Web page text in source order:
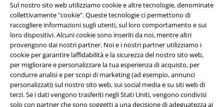
Sul nostro sito web utilizziamo cookie e altre tecnologie, denominate
collettivamente "cookie". Queste tecnologie ci permettono di
raccogliere informazioni sugli utenti, sul loro comportamento e sui
loro dispositivi. Alcuni cookie sono inseriti da noi, mentre altri
provengono dai nostri partner. Noi e i nostri partner utilizziamo i
cookie per garantire laffidabilità e la sicurezza del nostro sito web,
per migliorare e personalizzare la tua esperienza di acquisto, per
condurre analisi e per scopi di marketing (ad esempio, annunci
personalizzati) sul nostro sito web, sui social media e su siti web di
terzi. Se i dati vengono trasferiti negli Stati Uniti, vengono condivisi
solo con partner che sono soggetti a una decisione di adeguatezza ai
Scarica la nuova app di EMP!
A Warner Music Group Company